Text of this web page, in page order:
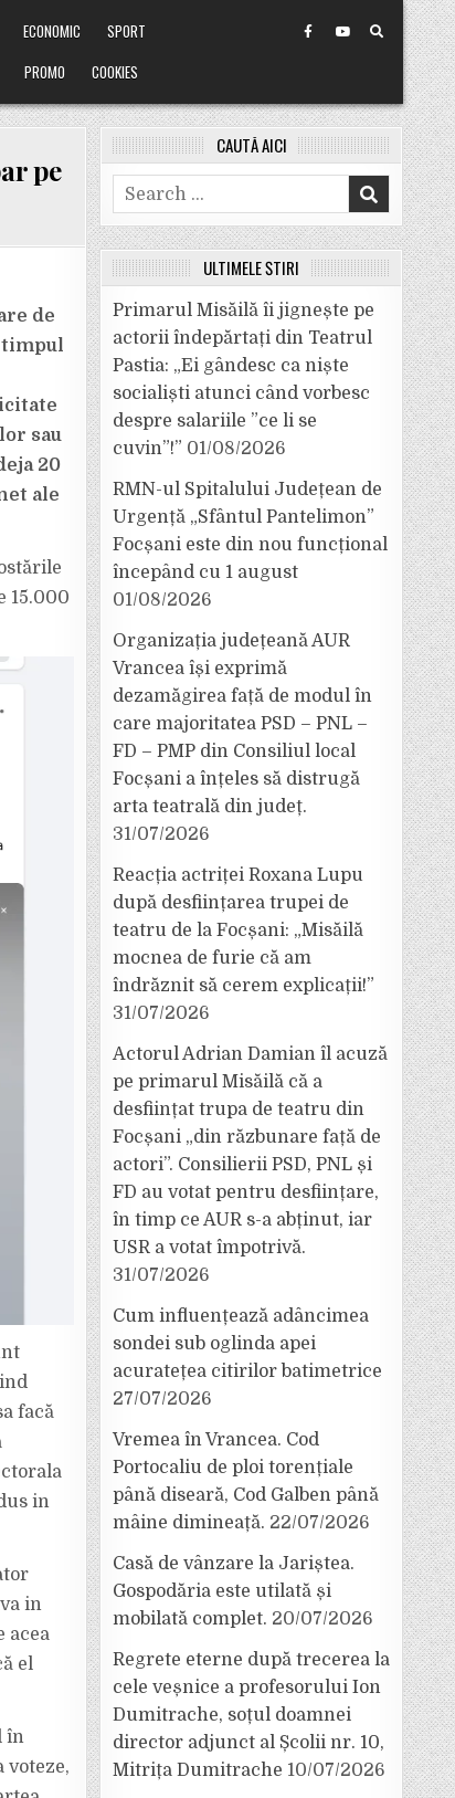
ECONOMIC
SPORT
PROMO COOKIES
pe
de
timpul
sau
20
ale
15.000
facă
in
in
acea
el
în
voteze,
CAUTĂ AICI
Search
for:
ULTIMELE ȘTIRI
Primarul Misăilă îi jignește pe
actorii îndepărtați din Teatrul
Pastia: „Ei gândesc ca niște
socialiști atunci când vorbesc
despre salariile ”ce li se
cuvin”!” 01/08/2026
RMN-ul Spitalului Județean de
Urgență „Sfântul Pantelimon”
Focșani este din nou funcțional
începând cu 1 august
01/08/2026
Organizația județeană AUR
Vrancea își exprimă
dezamăgirea față de modul în
care majoritatea PSD – PNL –
FD – PMP din Consiliul local
Focșani a înțeles să distrugă
arta teatrală din județ.
31/07/2026
Reacția actriței Roxana Lupu
după desființarea trupei de
teatru de la Focșani: „Misăilă
mocnea de furie că am
îndrăznit să cerem explicații!”
31/07/2026
Actorul Adrian Damian îl acuză
pe primarul Misăilă că a
desființat trupa de teatru din
Focșani „din răzbunare față de
actori”. Consilierii PSD, PNL și
FD au votat pentru desființare,
în timp ce AUR s-a abținut, iar
USR a votat împotrivă.
31/07/2026
Cum influențează adâncimea
sondei sub oglinda apei
acuratețea citirilor batimetrice
27/07/2026
Vremea în Vrancea. Cod
Portocaliu de ploi torențiale
până diseară, Cod Galben până
mâine dimineață. 22/07/2026
Casă de vânzare la Jariștea.
Gospodăria este utilată și
mobilată complet. 20/07/2026
Regrete eterne după trecerea la
cele veșnice a profesorului Ion
Dumitrache, soțul doamnei
director adjunct al Școlii nr. 10,
Mitrița Dumitrache 10/07/2026